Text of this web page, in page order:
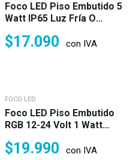
Foco LED Piso Embutido 5
Watt IP65 Luz Fría O
$17.090 con IVA
FOCO LED
Foco LED Piso Embutido
RGB 12-24 Volt 1 Watt
$19.990 con IVA